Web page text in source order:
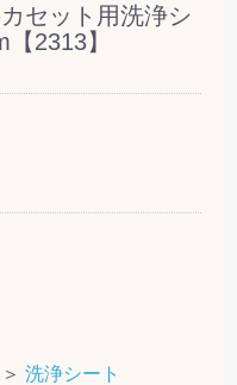
セット用洗浄シ
2313】
＞ 洗浄シート